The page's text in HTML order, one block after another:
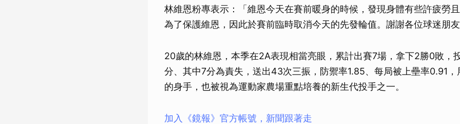
林維恩粉專表示：「維恩今天在賽前暖身的時候，發現身體有些許疲勞
為了保護維恩，因此於賽前臨時取消今天的先發輪值。謝謝各位球迷朋
20歲的林維恩，本季在2A表現相當亮眼，累計出賽7場，拿下2勝0敗，
分、其中7分為責失，送出43次三振，防禦率1.85、每局被上壘率0.91
的身手，也被視為運動家農場重點培養的新生代投手之一。
加入《鏡報》官方帳號，新聞跟著走